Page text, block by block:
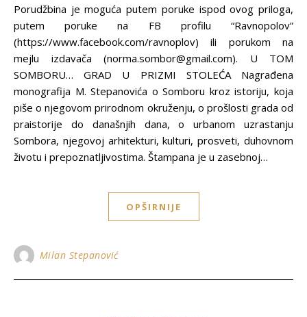
Porudžbina je moguća putem poruke ispod ovog priloga,
putem poruke na FB profilu “Ravnopolov”
(https://www.facebook.com/ravnoplov) ili porukom na
mejlu izdavača (norma.sombor@gmail.com). U TOM
SOMBORU… GRAD U PRIZMI STOLEĆA Nagrađena
monografija M. Stepanovića o Somboru kroz istoriju, koja
piše o njegovom prirodnom okruženju, o prošlosti grada od
praistorije do današnjih dana, o urbanom uzrastanju
Sombora, njegovoj arhitekturi, kulturi, prosveti, duhovnom
životu i prepoznatljivostima. Štampana je u zasebnoj…
OPŠIRNIJE
Milan Stepanović